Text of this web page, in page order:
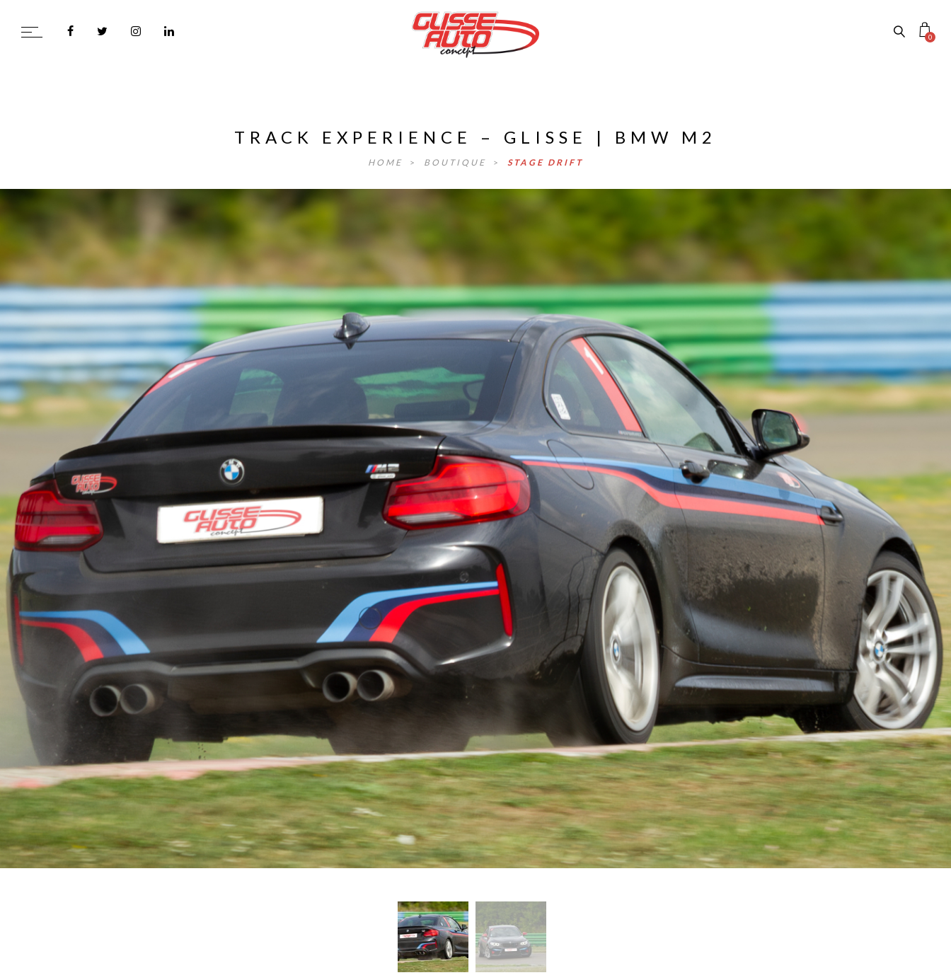
0
TRACK EXPERIENCE – GLISSE | BMW M2
HOME > BOUTIQUE > STAGE DRIFT